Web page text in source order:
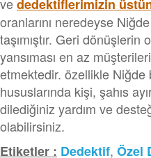
vededektiflerimizin
oranlarını neredeyse
taşımıştır. Geri
yansıması en az
etmektedir. özellikle
hususlarında kişi, şahıs
dilediğiniz yardım ve
olabilirsiniz.
Etiketler : Dedektif, Özel